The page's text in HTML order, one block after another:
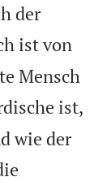
der
ist von
Mensch
ist,
wie der